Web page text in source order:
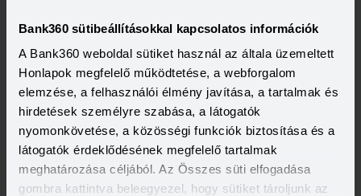
Bank360 sütibeállításokkal kapcsolatos információk
A Bank360 weboldal sütiket használ az általa üzemeltett
Honlapok megfelelő működtetése, a webforgalom
elemzése, a felhasználói élmény javítása, a tartalmak és
hirdetések személyre szabása, a látogatók
nyomonkövetése, a közösségi funkciók biztosítása és a
látogatók érdeklődésének megfelelő tartalmak
meghatározása céljából. Az Összes süti elfogadása
gombra kattintva beleegyezel, hogy sütiket tároljunk az
akció
HITELÖSSZEG
1 500 000 - 15 000 000 Ft
THM
18,64 - 18,64%
KAMAT
16,98 - 16,98%
KEDVEZMÉNY FELTÉTELEI
Minimum életkor:
Minimum munkaviszony:
Minimum jövedelem:
214 662 Ft